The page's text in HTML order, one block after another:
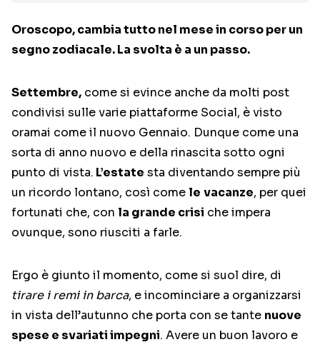
Oroscopo, cambia tutto nel mese in corso per un
segno zodiacale. La svolta è a un passo.
Settembre, come si evince anche da molti post
condivisi sulle varie piattaforme Social, è visto
oramai come il nuovo Gennaio. Dunque come una
sorta di anno nuovo e della rinascita sotto ogni
punto di vista. L’estate sta diventando sempre più
un ricordo lontano, così come le vacanze, per quei
fortunati che, con la grande crisi che impera
ovunque, sono riusciti a farle.
Ergo è giunto il momento, come si suol dire, di
tirare i remi in barca, e incominciare a organizzarsi
in vista dell’autunno che porta con se tante nuove
spese e svariati impegni. Avere un buon lavoro e